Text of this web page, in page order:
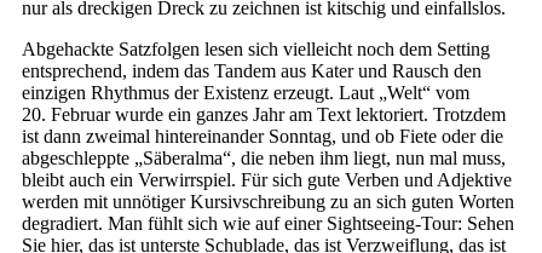
nur als dreckigen Dreck zu zeichnen ist kitschig und einfallslos.
Abgehackte Satzfolgen lesen sich vielleicht noch dem Setting
entsprechend, indem das Tandem aus Kater und Rausch den
einzigen Rhythmus der Existenz erzeugt. Laut „Welt“ vom
20. Februar wurde ein ganzes Jahr am Text lektoriert. Trotzdem
ist dann zweimal hintereinander Sonntag, und ob Fiete oder die
abgeschleppte „Säberalma“, die neben ihm liegt, nun mal muss,
bleibt auch ein Verwirrspiel. Für sich gute Verben und Adjektive
werden mit unnötiger Kursivschreibung zu an sich guten Worten
degradiert. Man fühlt sich wie auf einer Sightseeing-Tour: Sehen
Sie hier, das ist unterste Schublade, das ist Verzweiflung, das ist